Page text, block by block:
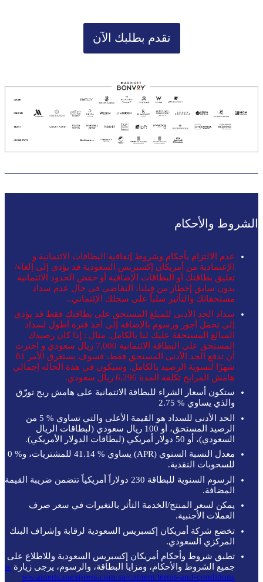
تقدم بطلبك الآن
الشروط والأحكام
عدم الالتزام بأحكام وشروط إتفاقية البطاقات الائتمانية و
الإعتمادية من أمريكان إكسبريس السعودية قد يؤدي إلى إلغاء/
تعليق بطاقتك أو البطاقات الإضافية أو خفض الحدود الائتمانية
بدون سابق إخطار من قِبلنا، التقاضي في حال عدم سداد
مستحقاتك والتأثير سلباً على سجلك الإئتماني..
سداد الحد الأدنى للمبلغ المستحق على بطاقتك فقط قد يؤدي
إلى تحمل أجور ورسوم بالإضافه إلى أخذ فترة أطول لسداد
المبالغ المستحقة عليك لنا بالكامل. مثال : إذا كان رصيدك
المستحق على البطاقة الائتمانية 7,000 ريال سعودي و اخترت
أن تدفع الحد الأدنى المستحق فقط، فسوف يستغرق الأمر 81
شهرًا لتسوية الرصيد بالكامل. وسيكون في هذة الحاله إجمالي
هامش المرابح تكلفة المدة 6,296 ريال سعودي.
ستكون أسعار الشراء للبطاقة الائتمانية على هامش ربح تورّق
والذي يساوي % 2.75
الحد الأدنى للسداد هو القيمة الأعلى والتي تساوي % 5 من
الرصيد المستحق، أو 100 ريال سعودي (لبطاقات الريال
السعودي)، أو 50 دولار أمريكي (لبطاقات الدولار الأمريكي).
معدل النسبة السنوي (APR) يساوي % 41.14 للمشتريات، و% 0
للسحوبات النقدية.
الرسوم السنوية للبطاقة 230 دولاراً أمريكياً تتضمن ضريبة القيمة
المضافة.
ﻳﻤﻜﻦ ﻟﺴﻌﺮ اﻟﻤﻨﺘﺞ/اﻟﺨﺪﻣﺔ اﻟﺘﺄﺛﺮ ﺑﺎﻟﺘﻐﻴﺮات ﻓﻲ ﺳﻌﺮ ﺻﺮف
اﻟﻌﻤﻼت اﻷﺟﻨﺒﻴﺔ.
ﺗﺨﻀﻊ ﺷﺮﻛﺔ أﻣﺮﻳﻜﺎن إﻛﺴﺒﺮﻳﺲ اﻟﺴﻌﻮدﻳﺔ ﻟﺮﻗﺎﺑﺔ وإﺷﺮاف اﻟﺒﻨﻚ
اﻟﻤﺮﻛﺰي اﻟﺴﻌﻮدي.
ﺗﻄﺒﻖ ﺷﺮوط وأﺣﻜﺎم أﻣﺮﻳﻜﺎن إﻛﺴﺒﺮﻳﺲ اﻟﺴﻌﻮدﻳﺔ وﻟﻼﻃﻼع ﻋﻠﻰ
ﺟﻤﻴﻊ اﻟﺸﺮوط واﻷﺣﻜﺎم، وﻣﺰاﻳﺎ اﻟﺒﻄﺎﻗﺔ، واﻟﺮﺳﻮم، ﻳﺮﺟﻰ زﻳﺎرةw
ww.americanexpress.com.sa/content/terms-and-conditions